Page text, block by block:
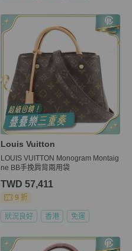
Louis Vuitton
LOUIS VUITTON Monogram Montaig
ne BB手挽肩背兩用袋
TWD 57,411
9 折
狀況良好 香港 免運